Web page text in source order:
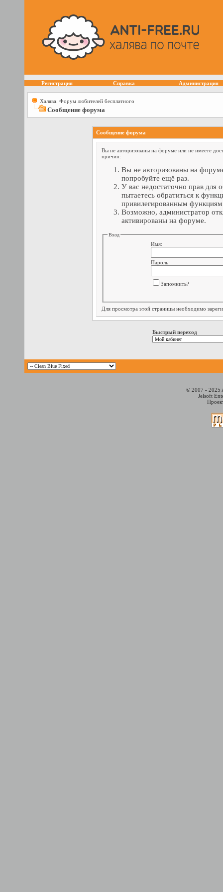
Регистрация Справка Администрация
Халява. Форум любителей бесплатного
Сообщение форума
Сообщение форума
Вы не авторизованы на форуме или не имеете
причин:
Вы не авторизованы на
попробуйте ещё раз.
У вас недостаточно прав для
пытаетесь обратиться к
привилегированным
Возможно, администратор
активированы на форуме.
Вход
Имя:
Пароль:
Запомнить?
Для просмотра этой страницы необходимо
Быстрый переход
© 2007 - 2025
Jelsoft